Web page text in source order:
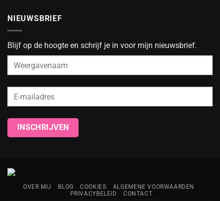
NIEUWSBRIEF
Blijf op de hoogte en schrijf je in voor mijn nieuwsbrief.
OVER MIJ BLOG COOKIES
ALGEMENE VOORWAARDEN
PRIVACYBELEID
CONTACT